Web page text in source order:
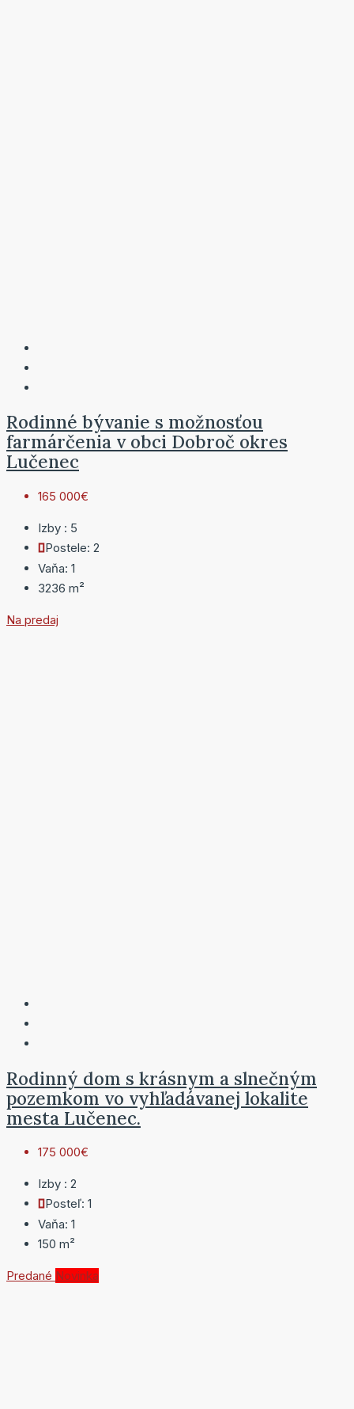
Rodinné bývanie s možnosťou
farmárčenia v obci Dobroč okres
Lučenec
165 000€
Izby : 5
Postele: 2
Vaňa: 1
3236 m²
Na predaj
Rodinný dom s krásnym a slnečným
pozemkom vo vyhľadávanej lokalite
mesta Lučenec.
175 000€
Izby : 2
Posteľ: 1
Vaňa: 1
150 m²
Predané Novinka